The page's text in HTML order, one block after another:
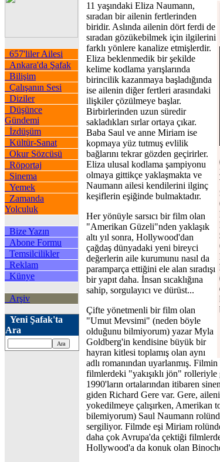
657'liler Ailesi
Ankara'da Şafak
Bilişim
Çalışanın Sesi
Diziler
Düşünce
Gündemi
İzdüşüm
Kültür-Sanat
Okur Sözcüsü
Röportaj
Sinema
Yemek
Zamanda
Yolculuk
Bize Yazın
Abone Formu
Temsilcilikler
Reklam
Künye
Arşiv
Yeni Şafak'ta
Ara
11 yaşındaki Eliza Naumann,
sıradan bir ailenin fertlerinden
biridir. Aslında ailenin dört ferdi de
sıradan gözükebilmek için ilgilerini
farklı yönlere kanalize etmişlerdir.
Eliza beklenmedik bir şekilde
kelime kodlama yarışlarında
birincilik kazanmaya başladığında
ise ailenin diğer fertleri arasındaki
ilişkiler çözülmeye başlar.
Birbirlerinden uzun süredir
sakladıkları sırlar ortaya çıkar.
Baba Saul ve anne Miriam ise
kopmaya yüz tutmuş evlilik
bağlarını tekrar gözden geçirirler.
Eliza ulusal kodlama şampiyonu
olmaya gittikçe yaklaşmakta ve
Naumann ailesi kendilerini ilginç
keşiflerin eşiğinde bulmaktadır.
Her yönüyle sarsıcı bir film olan
"Amerikan Güzeli"nden yaklaşık
altı yıl sonra, Hollywood'dan
çağdaş dünyadaki yeni bireyci
değerlerin aile kurumunu nasıl da
paramparça ettiğini ele alan sıradışı
bir yapıt daha. İnsan sıcaklığına
sahip, sorgulayıcı ve dürüst...
Çifte yönetmenli bir film olan
"Umut Mevsimi" (neden böyle
olduğunu bilmiyorum) yazar Myla
Goldberg'in kendisine büyük bir
hayran kitlesi toplamış olan aynı
adlı romanından uyarlanmış. Filmin
filmlerdeki "yakışıklı jön" rolleriyle
1990'ların ortalarından itibaren
giden Richard Gere var. Gere,
yokedilmeye çalışırken, Amerikan
bilemiyorum) Saul Naumann
sergiliyor. Filmde eşi Miriam
daha çok Avrupa'da çektiği
Hollywood'a da konuk olan